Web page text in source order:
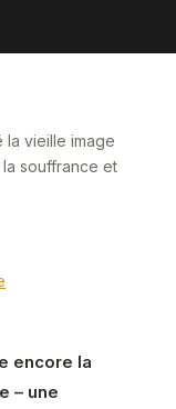
la vieille image
souffrance et
encore la
– une